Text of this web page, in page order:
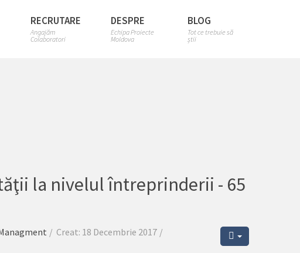
RECRUTARE
Angajăm
Colaboratori
DESPRE
Echipa Proiecte
Moldova
BLOG
Tot ce trebuie să
știi
la nivelul întreprinderii - 65
Creat: 18 Decembrie 2017